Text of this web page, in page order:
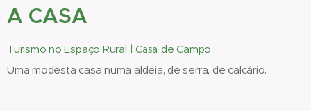
A CASA
Turismo no Espaço Rural | Casa de Campo
Uma modesta casa numa aldeia, de serra, de calcário.